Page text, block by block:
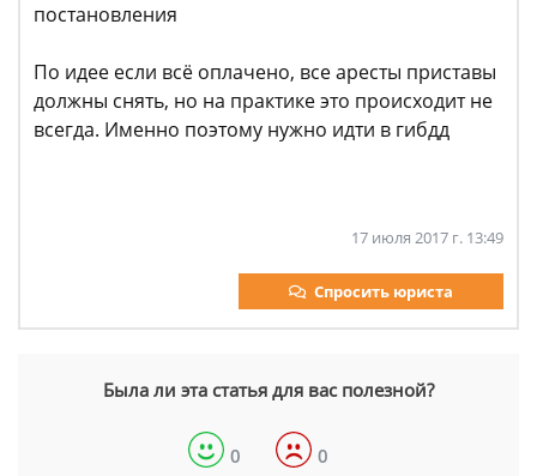
постановления
По идее если всё оплачено, все аресты приставы
должны снять, но на практике это происходит не
всегда. Именно поэтому нужно идти в гибдд
17 июля 2017 г. 13:49
Спросить юриста
Была ли эта статья для вас полезной?
0 0